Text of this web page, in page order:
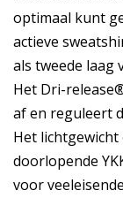
optimaal kunt
actieve
als tweede laag
Het Dri-
af en reguleert
Het lichtgewicht
doorlopende
voor